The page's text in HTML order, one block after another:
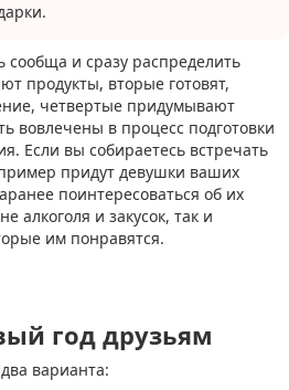
сообща и сразу распределить
продукты, вторые готовят,
четвертые придумывают
вовлечены в процесс подготовки
Если вы собираетесь встречать
придут девушки ваших
поинтересоваться об их
алкоголя и закусок, так и
им понравятся.
год друзьям
варианта: